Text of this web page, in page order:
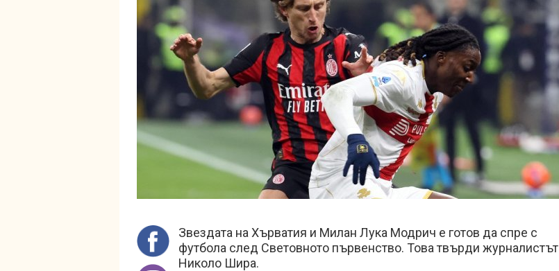
Звездата на Хърватия и Милан Лука Модрич е готов да спре с
футбола след Световното първенство. Това твърди журналистът
Николо Шира.